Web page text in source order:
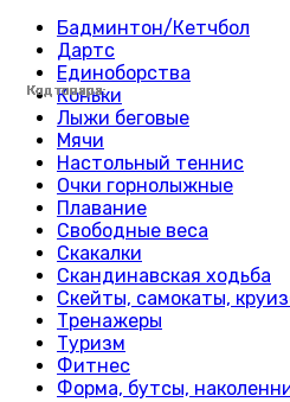
Код товара:
Код товара:
Код товара:
Код товара:
Код товара:
Код товара:
Код товара:
Код товара:
Код товара:
Код товара:
Код товара:
Код товара:
Код товара:
Код товара:
Код товара:
Код товара:
Код товара:
Код товара:
Код товара:
Код товара:
Код товара:
Код товара:
Код товара:
Бадминтон/Кетчбол
Дартс
Единоборства
Коньки
Лыжи беговые
Мячи
Настольный теннис
Очки горнолыжные
Плавание
Свободные веса
Скакалки
Скандинавская ходьба
Скейты, самокаты,
Тренажеры
Туризм
Фитнес
Форма, бутсы,